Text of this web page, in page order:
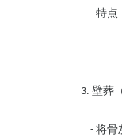
- 特点
3. 壁葬
- 将骨